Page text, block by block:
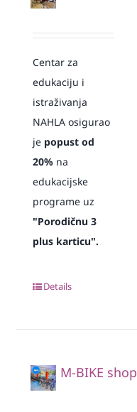
Centar za
edukaciju i
istraživanja
NAHLA osigurao
je popust od
20% na
edukacijske
programe uz
"Porodičnu 3
plus karticu".
Details
M-BIKE shop